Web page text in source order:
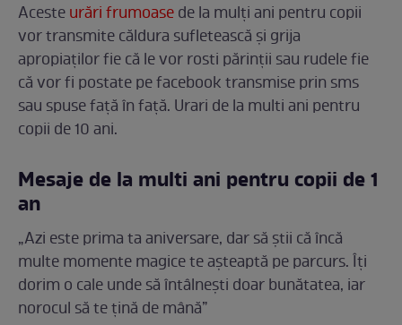
Acesteurări frumoasede la mulți ani pentru copii
vor transmite căldura sufletească și grija
apropiaților fie că le vor rosti părinții sau rudele fie
că vor fi postate pe facebook transmise prin sms
sau spuse față în față. Urari de la multi ani pentru
copii de 10 ani.
Mesaje de la multi ani pentru copii de 1
an
„Azi este prima ta aniversare, dar să știi că încă
multe momente magice te așteaptă pe parcurs. Îți
dorim o cale unde să întâlnești doar bunătatea, iar
norocul să te țină de mână”